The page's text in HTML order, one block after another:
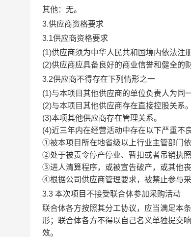
其他： 无。
3.供应商资格要求
3.1供应商资格要求
(1)供应商须为中华人民共和国境内依法注
(2)供应商应具备良好的商业信誉和健全的
3.2供应商不得存在下列情形之一
(1)与本项目其他供应商的单位负责人为同一
(2)与本项目其他供应商存在直接控股关系。
(3)本项其他供应商存在管理关系。
(4)近三年内在经营活动中存在以下严重不
①被本项目所在地省级以上行业主管部门
②处于被责令停产停业、暂扣或者吊销执
③进人清算程序，或被宣告破产，或其他丧
④根据公司供应商管理要求，被禁止参与
3.3 本次项目 不接受联合体参加采购活动
联合体各方按照其分工协议，应当满足本
形；联合体各方不得以自己名义单独提交
效。